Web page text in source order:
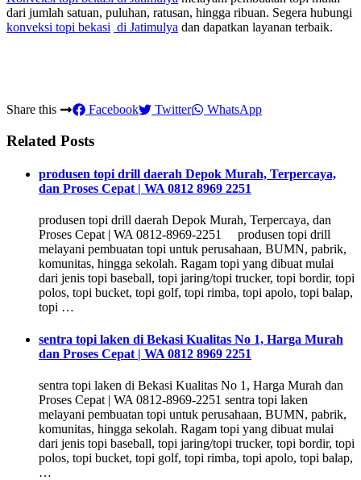
dari jumlah satuan, puluhan, ratusan, hingga ribuan. Segera hubungi
konveksi topi bekasi di Jatimulya dan dapatkan layanan terbaik.
Share this Facebook Twitter WhatsApp
Related Posts
produsen topi drill daerah Depok Murah, Terpercaya,
dan Proses Cepat | WA 0812 8969 2251
produsen topi drill daerah Depok Murah, Terpercaya, dan
Proses Cepat | WA 0812-8969-2251 produsen topi drill
melayani pembuatan topi untuk perusahaan, BUMN, pabrik,
komunitas, hingga sekolah. Ragam topi yang dibuat mulai
dari jenis topi baseball, topi jaring/topi trucker, topi bordir, topi
polos, topi bucket, topi golf, topi rimba, topi apolo, topi balap,
topi …
sentra topi laken di Bekasi Kualitas No 1, Harga Murah
dan Proses Cepat | WA 0812 8969 2251
sentra topi laken di Bekasi Kualitas No 1, Harga Murah dan
Proses Cepat | WA 0812-8969-2251 sentra topi laken
melayani pembuatan topi untuk perusahaan, BUMN, pabrik,
komunitas, hingga sekolah. Ragam topi yang dibuat mulai
dari jenis topi baseball, topi jaring/topi trucker, topi bordir, topi
polos, topi bucket, topi golf, topi rimba, topi apolo, topi balap,
…